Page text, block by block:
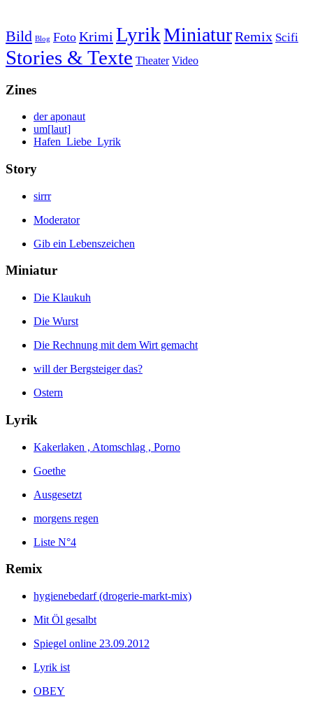
Bild Blog Foto Krimi LyrikMiniaturRemix Scifi
Stories & Texte Theater Video
Zines
der aponaut
um[laut]
Hafen_Liebe_Lyrik
Story
sirrr
Moderator
Gib ein Lebenszeichen
Miniatur
Die Klaukuh
Die Wurst
Die Rechnung mit dem Wirt gemacht
will der Bergsteiger das?
Ostern
Lyrik
Kakerlaken , Atomschlag , Porno
Goethe
Ausgesetzt
morgens regen
Liste N°4
Remix
hygienebedarf (drogerie-markt-mix)
Mit Öl gesalbt
Spiegel online 23.09.2012
Lyrik ist
OBEY